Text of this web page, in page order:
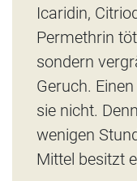
Icaridin,
Permethrin
sondern
Geruch.
sie nicht.
wenigen
Mittel besitzt